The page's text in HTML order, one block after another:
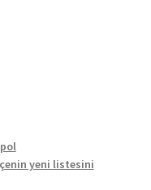
yeni listesini